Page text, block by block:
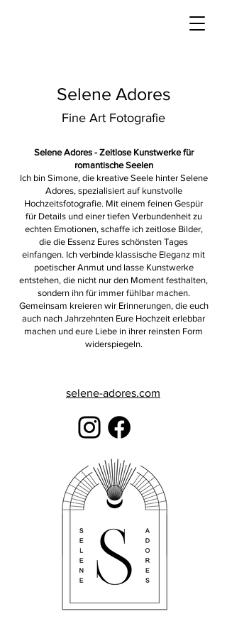
Selene Adores
Fine Art Fotografie
Selene Adores - Zeitlose Kunstwerke für
romantische Seelen
Ich bin Simone, die kreative Seele hinter Selene
Adores, spezialisiert auf kunstvolle
Hochzeitsfotografie. Mit einem feinen Gespür
für Details und einer tiefen Verbundenheit zu
echten Emotionen, schaffe ich zeitlose Bilder,
die die Essenz Eures schönsten Tages
einfangen. Ich verbinde klassische Eleganz mit
poetischer Anmut und lasse Kunstwerke
entstehen, die nicht nur den Moment festhalten,
sondern ihn für immer fühlbar machen.
Gemeinsam kreieren wir Erinnerungen, die euch
auch nach Jahrzehnten Eure Hochzeit erlebbar
machen und eure Liebe in ihrer reinsten Form
widerspiegeln.
selene-adores.com